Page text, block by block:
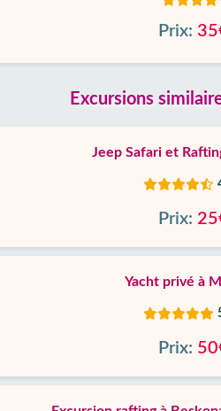
Prix:
Excursions
Jeep Safari et
Prix:
Yacht privé à
Prix: